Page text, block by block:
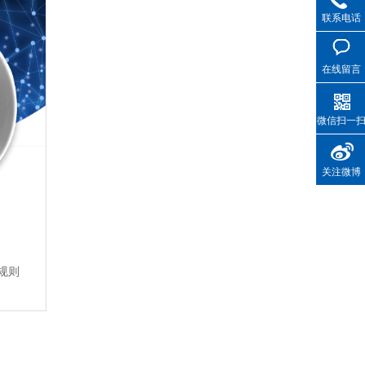
则
联系电话
在线留言
微信扫一扫
关注微博